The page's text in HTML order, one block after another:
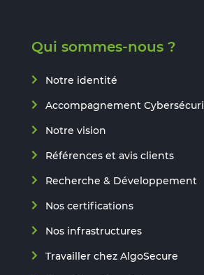
Qui sommes-nous ?
Notre identité
Accompagnement
Notre vision
Références et avis clients
Recherche & Développement
Nos certifications
Nos infrastructures
Travailler chez AlgoSecure